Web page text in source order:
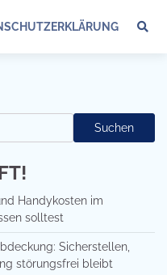
Suchen
Handykosten im
solltest
Sicherstellen,
störungsfrei bleibt